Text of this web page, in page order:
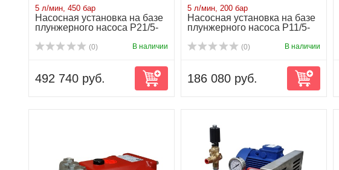
5 л/мин, 450 бар
Насосная установка на базе
плунжерного насоса P21/5-
(0) В наличии
492 740 руб.
5 л/мин, 200 бар
Насосная установка на базе
плунжерного насоса P11/5-
(0) В наличии
186 080 руб.